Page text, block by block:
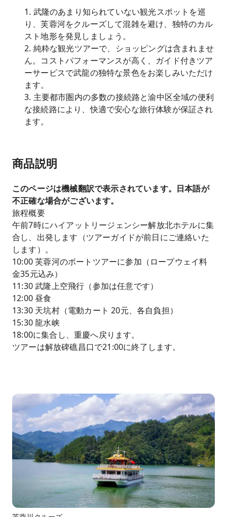
1. 武隆のあまり知られていない観光スポットを巡
り、芙蓉河をクルーズして混雑を避け、独特のカル
スト地形を発見しましょう。
2. 純粋な観光ツアーで、ショッピングは含まれませ
ん。コストパフォーマンスが高く、ガイド付きツア
ーサービスで武龍の独特な景色をお楽しみいただけ
ます。
3. 主要都市圏内の多数の接続路と渝中区全域の便利
な接続路により、快適で安心な旅行体験が保証され
ます。
商品説明
このページは機械翻訳で表示されています。日本語が
不正確な場合がございます。
旅程概要
午前7時にハイアットリージェンシー解放北ホテルに集
合し、出発します（ツアーガイドが前日にご連絡いた
します）。
10:00 芙蓉河のボートツアーに参加（ロープウェイ料
金35元込み）
11:30 武隆上空飛行（参加は任意です）
12:00 昼食
13:30 天坑村（電動カート 20元、各自負担）
15:30 龍水峡
18:00に集合し、重慶へ戻ります。
ツアーは解放碑礁昌口で21:00に終了します。